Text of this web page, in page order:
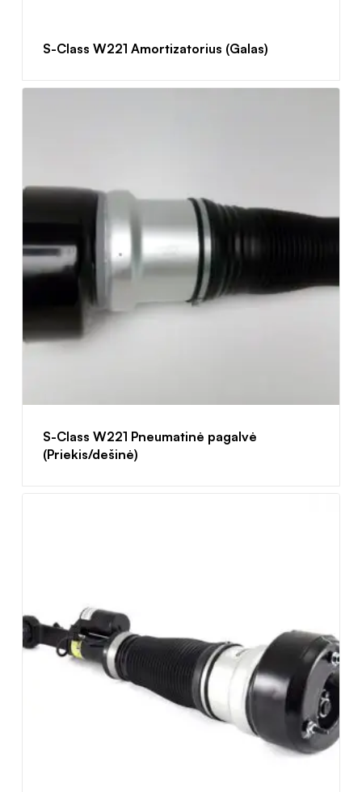
S-Class W221 Amortizatorius (Galas)
S-Class W221 Pneumatinė pagalvė
(Priekis/dešinė)